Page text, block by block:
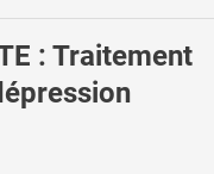
: Traitement